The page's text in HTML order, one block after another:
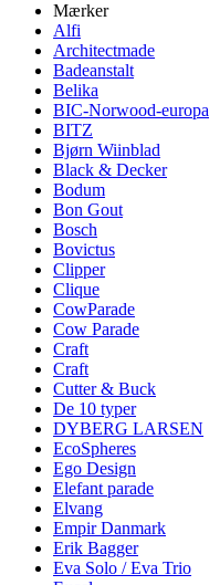
Mærker
Alfi
Architectmade
Badeanstalt
Belika
BIC-Norwood-europa
BITZ
Bjørn Wiinblad
Black & Decker
Bodum
Bon Gout
Bosch
Bovictus
Clipper
Clique
CowParade
Cow Parade
Craft
Craft
Cutter & Buck
De 10 typer
DYBERG LARSEN
EcoSpheres
Ego Design
Elefant parade
Elvang
Empir Danmark
Erik Bagger
Eva Solo / Eva Trio